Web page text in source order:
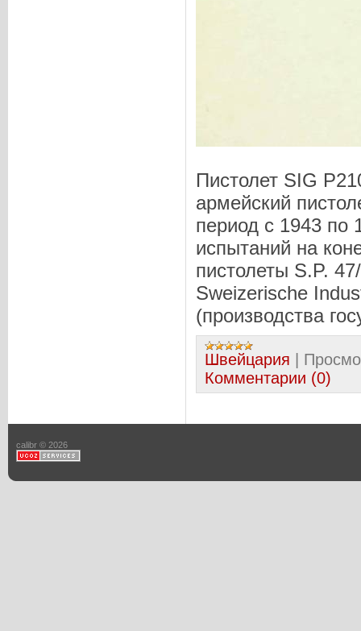
Пистолет SIG
армейский
период с 1943 по
испытаний на
пистолеты S.P.
Sweizerische
(производства
Швейцария |
Комментарии (0)
calibr © 2026